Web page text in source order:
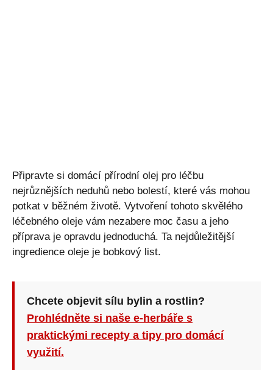
Připravte si domácí přírodní olej pro léčbu
nejrůznějších neduhů nebo bolestí, které vás mohou
potkat v běžném životě. Vytvoření tohoto skvělého
léčebného oleje vám nezabere moc času a jeho
příprava je opravdu jednoduchá. Ta nejdůležitější
ingredience oleje je bobkový list.
Chcete objevit sílu bylin a rostlin?
Prohlédněte si naše e-herbáře s
praktickými recepty a tipy pro domácí
využití.